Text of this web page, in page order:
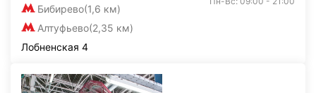
Бибирево(1,6 км)
Алтуфьево(2,35 км)
Лобненская 4